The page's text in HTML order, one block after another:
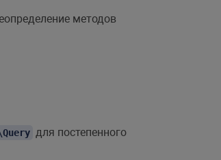
методов
для постепенного